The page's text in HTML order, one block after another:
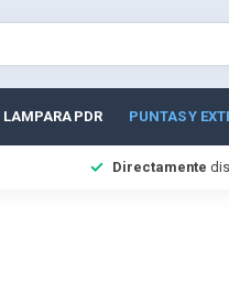
LAMPARA PDR PUNTAS Y
Directamente